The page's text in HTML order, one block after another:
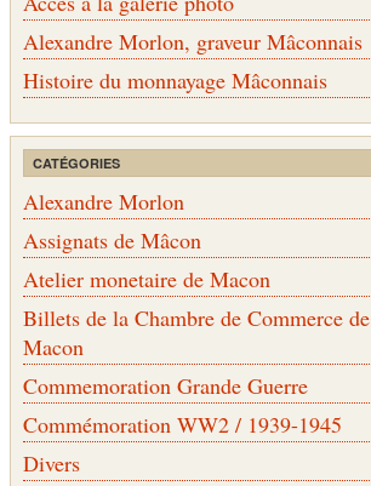
Alexandre Morlon, graveur Mâconnais
Histoire du monnayage Mâconnais
CATÉGORIES
Alexandre Morlon
Assignats de Mâcon
Atelier monetaire de Macon
Billets de la Chambre de Commerce de
Macon
Commemoration Grande Guerre
Commémoration WW2 / 1939-1945
Divers